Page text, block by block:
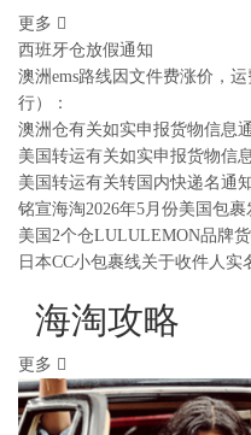
更多
西班牙仓放假通知
澳洲ems路线因文件费涨价，
行）：
澳洲仓有关如实申报货物信息
美国转运有关如实申报货物信
美国转运有关转国内快递名通
铭宣海淘2026年5月份美国包
美国2个仓LULULEMON品牌
日本CC小包裹线关于收件人实
海淘攻略
更多